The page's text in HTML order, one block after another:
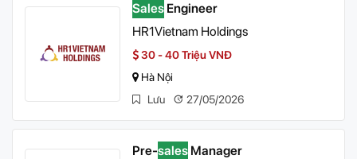
Sales Engineer
HR1Vietnam Holdings
30 - 40 Triệu VNĐ
Hà Nội
Lưu
27/05/2026
Pre-sales Manager